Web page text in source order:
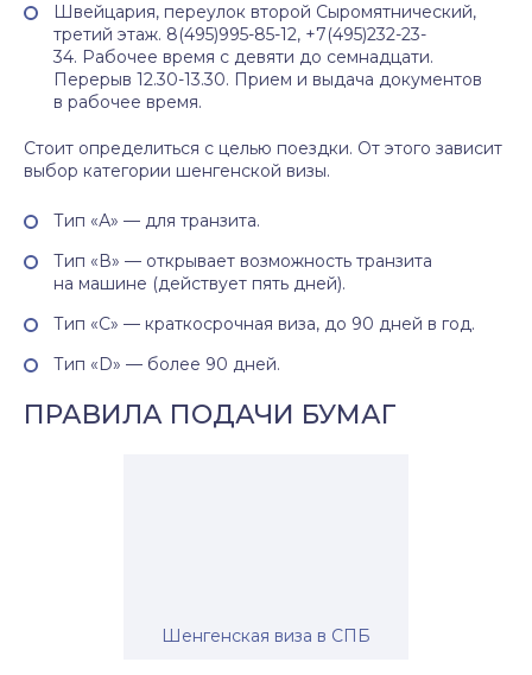
Швейцария, переулок второй Сыромятнический,
третий этаж. 8(495)995-85-12, +7(495)232-23-
34. Рабочее время с девяти до семнадцати.
Перерыв 12.30-13.30. Прием и выдача документов
в рабочее время.
Стоит определиться с целью поездки. От этого зависит
выбор категории шенгенской визы.
Тип «А» — для транзита.
Тип «В» — открывает возможность транзита
на машине (действует пять дней).
Тип «С» — краткосрочная виза, до 90 дней в год.
Тип «D» — более 90 дней.
ПРАВИЛА ПОДАЧИ БУМАГ
Шенгенская виза в СПБ